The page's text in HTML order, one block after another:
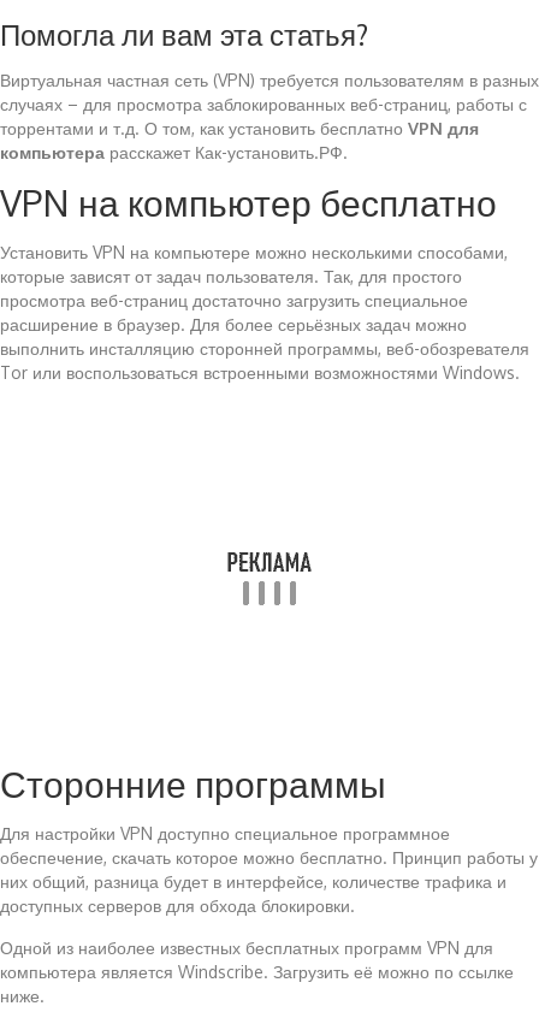
Помогла ли вам эта статья?
Виртуальная частная сеть (VPN) требуется пользователям в разных
случаях – для просмотра заблокированных веб-страниц, работы с
торрентами и т.д. О том, как установить бесплатно VPN для
компьютера расскажет Как-установить.РФ.
VPN на компьютер бесплатно
Установить VPN на компьютере можно несколькими способами,
которые зависят от задач пользователя. Так, для простого
просмотра веб-страниц достаточно загрузить специальное
расширение в браузер. Для более серьёзных задач можно
выполнить инсталляцию сторонней программы, веб-обозревателя
Tor или воспользоваться встроенными возможностями Windows.
Сторонние программы
Для настройки VPN доступно специальное программное
обеспечение, скачать которое можно бесплатно. Принцип работы у
них общий, разница будет в интерфейсе, количестве трафика и
доступных серверов для обхода блокировки.
Одной из наиболее известных бесплатных программ VPN для
компьютера является Windscribe. Загрузить её можно по ссылке
ниже.